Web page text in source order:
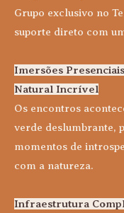
Grupo exclusivo no
suporte direto com
Imersões
Natural Incrível
Os encontros
verde deslumbrante,
momentos de
com a natureza.
Infraestrutura